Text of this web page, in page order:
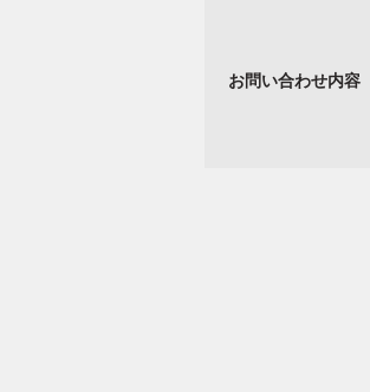
お問い合わせ内容